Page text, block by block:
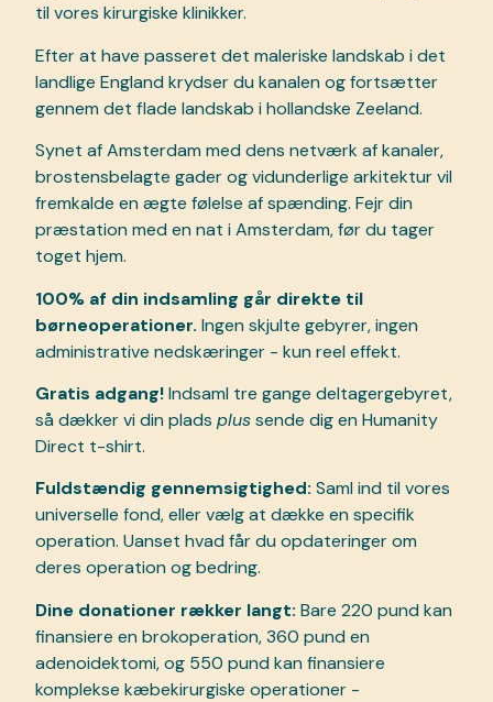
til vores kirurgiske klinikker.
Efter at have passeret det maleriske landskab i det
landlige England krydser du kanalen og fortsætter
gennem det flade landskab i hollandske Zeeland.
Synet af Amsterdam med dens netværk af kanaler,
brostensbelagte gader og vidunderlige arkitektur vil
fremkalde en ægte følelse af spænding. Fejr din
præstation med en nat i Amsterdam, før du tager
toget hjem.
100% af din indsamling går direkte til
børneoperationer. Ingen skjulte gebyrer, ingen
administrative nedskæringer - kun reel effekt.
Gratis adgang!Indsaml tre gange deltagergebyret,
så dækker vi din plads plussende dig en Humanity
Direct t-shirt.
Fuldstændig gennemsigtighed: Saml ind til vores
universelle fond, eller vælg at dække en specifik
operation. Uanset hvad får du opdateringer om
deres operation og bedring.
Dine donationer rækker langt: Bare 220 pund kan
finansiere en brokoperation, 360 pund en
adenoidektomi, og 550 pund kan finansiere
komplekse kæbekirurgiske operationer -